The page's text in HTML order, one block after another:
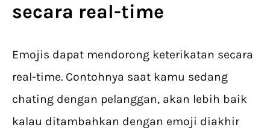
secara real-time
Emojis dapat mendorong keterikatan secara
real-time. Contohnya saat kamu sedang
chating dengan pelanggan, akan lebih baik
kalau ditambahkan dengan emoji diakhir